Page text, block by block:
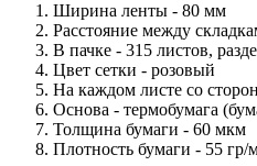
Ширина ленты - 80 мм
Расстояние между
В пачке - 315 листов,
Цвет сетки - розовый
На каждом листе со
Основа - термобумага
Толщина бумаги - 60 мкм
Плотность бумаги - 55 гр/